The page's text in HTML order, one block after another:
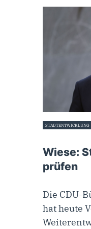
STADTENTWICKLUNG
Wiese:
prüfen
Die CDU-
hat heute